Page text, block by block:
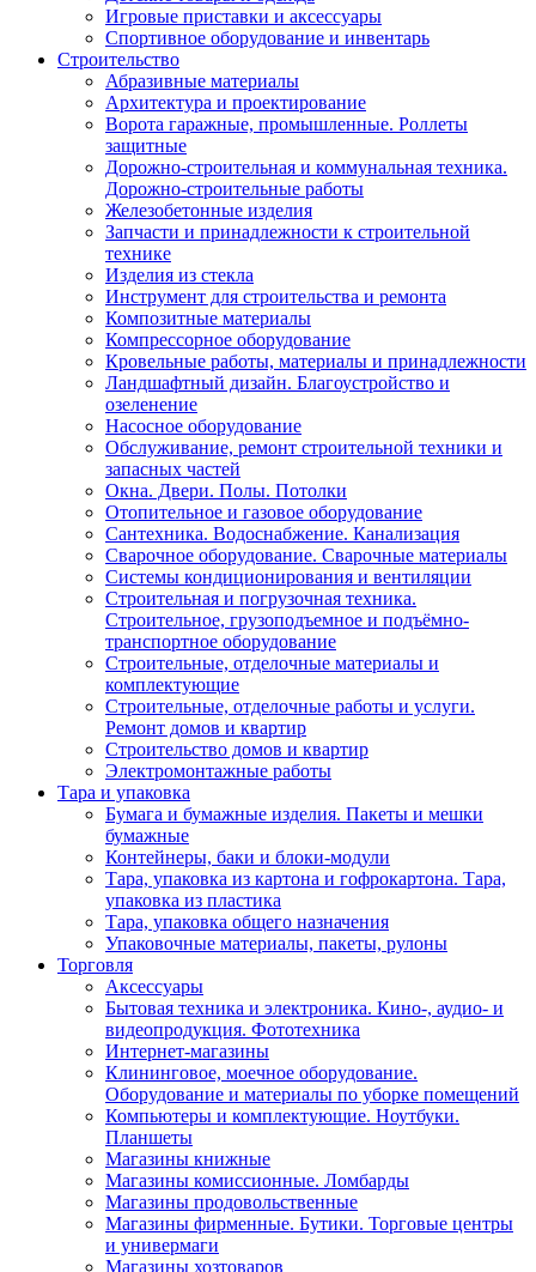
Игровые приставки и аксессуары
Спортивное оборудование и инвентарь
Строительство
Абразивные материалы
Архитектура и проектирование
Ворота гаражные, промышленные. Роллеты
защитные
Дорожно-строительная и коммунальная техника.
Дорожно-строительные работы
Железобетонные изделия
Запчасти и принадлежности к строительной
технике
Изделия из стекла
Инструмент для строительства и ремонта
Композитные материалы
Компрессорное оборудование
Кровельные работы, материалы и принадлежности
Ландшафтный дизайн. Благоустройство и
озеленение
Насосное оборудование
Обслуживание, ремонт строительной техники и
запасных частей
Окна. Двери. Полы. Потолки
Отопительное и газовое оборудование
Сантехника. Водоснабжение. Канализация
Сварочное оборудование. Сварочные материалы
Сиcтемы кондиционирования и вентиляции
Строительная и погрузочная техника.
Строительное, грузоподъемное и подъёмно-
транспортное оборудование
Строительные, отделочные материалы и
комплектующие
Строительные, отделочные работы и услуги.
Ремонт домов и квартир
Строительство домов и квартир
Электромонтажные работы
Тара и упаковка
Бумага и бумажные изделия. Пакеты и мешки
бумажные
Контейнеры, баки и блоки-модули
Тара, упаковка из картона и гофрокартона. Тара,
упаковка из пластика
Тара, упаковка общего назначения
Упаковочные материалы, пакеты, рулоны
Торговля
Аксессуары
Бытовая техника и электроника. Кино-, аудио- и
видеопродукция. Фототехника
Интернет-магазины
Клининговое, моечное оборудование.
Оборудование и материалы по уборке помещений
Компьютеры и комплектующие. Ноутбуки.
Планшеты
Магазины книжные
Магазины комиссионные. Ломбарды
Магазины продовольственные
Магазины фирменные. Бутики. Торговые центры
и универмаги
Магазины хозтоваров